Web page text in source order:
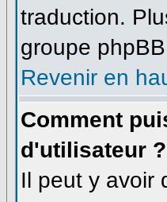
traduction.
groupe
Revenir en
Comment
d'utilisateur ?
Il peut y avoir